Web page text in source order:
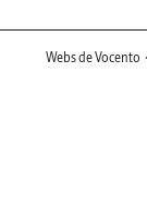
Webs de Vocento